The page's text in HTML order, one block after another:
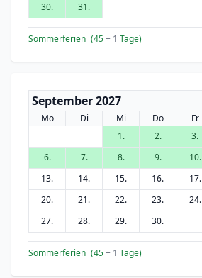
30.
31.
Sommerferien (45+ 1 Tage)
September 2027
Mo Di Mi Do Fr
1.
2. 3.
6.
7. 8. 9. 10.
13.
14. 15. 16. 17.
20.
21. 22. 23. 24.
27.
28. 29. 30.
Sommerferien (45+ 1 Tage)